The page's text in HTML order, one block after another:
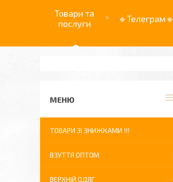
Товари та
послуги
🔹Телеграм🔹
ТОВАРИ ЗІ ЗНИЖКАМИ !!!
ВЗУТТЯ ОПТОМ
ВЕРХНІЙ ОДЯГ